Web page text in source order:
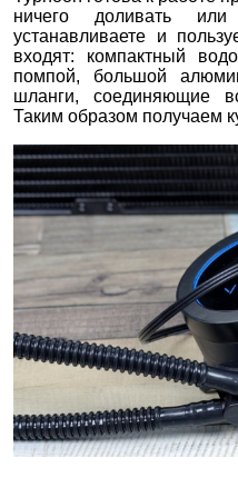
ничего доливать
устанавливаете и
входят: компактный
помпой, большой
шланги, соединяющие
Таким образом получаем